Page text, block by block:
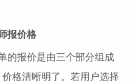
报价格
报价是由三个部分组成
格清晰明了。若用户选择